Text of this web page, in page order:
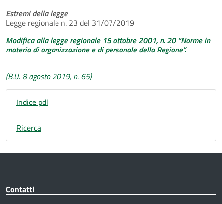
Estremi della legge
Legge regionale n. 23 del 31/07/2019
Modifica alla legge regionale 15 ottobre 2001, n. 20 “Norme in
materia di organizzazione e di personale della Regione”.
(B.U. 8 agosto 2019, n. 65)
Indice pdl
Ricerca
Contatti